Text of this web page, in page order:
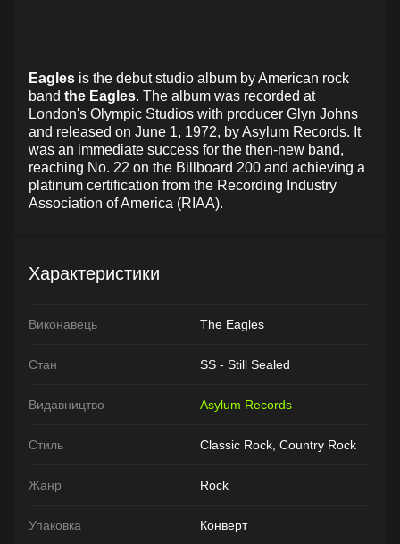
Eagles is the debut studio album by American rock
band the Eagles. The album was recorded at
London's Olympic Studios with producer Glyn Johns
and released on June 1, 1972, by Asylum Records. It
was an immediate success for the then-new band,
reaching No. 22 on the Billboard 200 and achieving a
platinum certification from the Recording Industry
Association of America (RIAA).
Характеристики
Виконавець The Eagles
Стан SS - Still Sealed
Видавництво Asylum Records
Стиль Classic Rock, Country Rock
Жанр Rock
Упаковка Конверт